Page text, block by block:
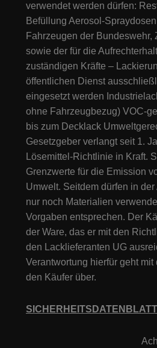
verwendet werden dürfen:
Befüllung Aerosol-
Fahrzeugen der
sowie der für die
zuständigen Kräfte –
öffentlichen Dienst
eingesetzt werden
ohne Fahrzeugbezug) VOC-
bis zum Decklack
Gesetzgeber verlangt seit 1.
Lösemittel-Richtlinie in Kraft.
Grenzwerte für die Emission
Umwelt. Seitdem dürfen in
nur noch Materialien
Vorgaben entsprechen. Der
der Ware, das er mit den
den Lacklieferanten UG
Verantwortung hierfür geht
den Käufer über.